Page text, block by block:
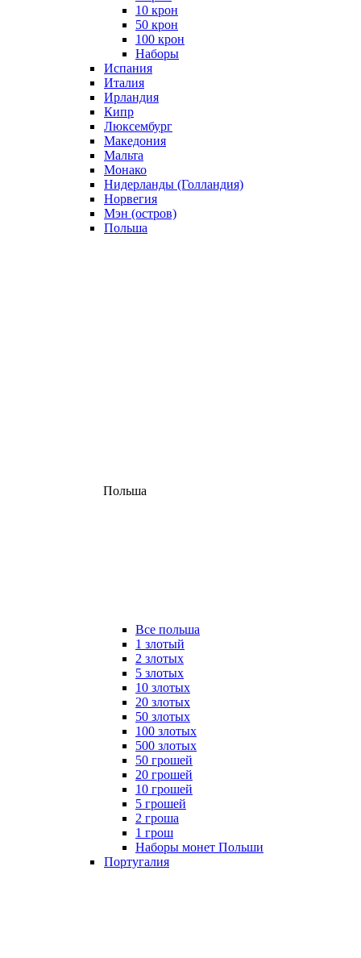
10 крон
50 крон
100 крон
Наборы
Испания
Италия
Ирландия
Кипр
Люксембург
Македония
Мальта
Монако
Нидерланды (Голландия)
Норвегия
Мэн (остров)
Польша
Польша
Все польша
1 злотый
2 злотых
5 злотых
10 злотых
20 злотых
50 злотых
100 злотых
500 злотых
50 грошей
20 грошей
10 грошей
5 грошей
2 гроша
1 грош
Наборы монет Польши
Португалия